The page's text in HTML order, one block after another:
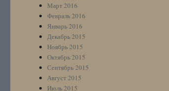
Март 2016
Февраль 2016
Январь 2016
Декабрь 2015
Ноябрь 2015
Октябрь 2015
Сентябрь 2015
Август 2015
Июль 2015